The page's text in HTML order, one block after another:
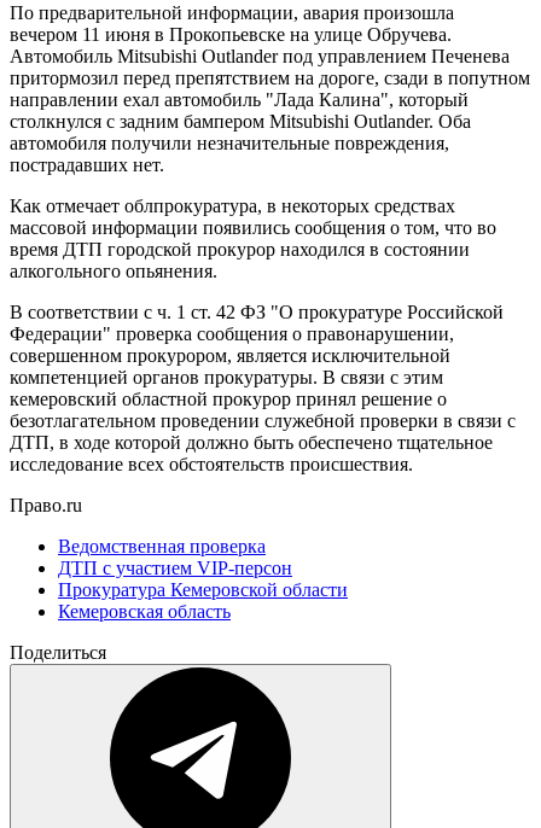
По предварительной информации, авария произошла
вечером 11 июня в Прокопьевске на улице Обручева.
Автомобиль Mitsubishi Outlander под управлением Печенева
притормозил перед препятствием на дороге, сзади в попутном
направлении ехал автомобиль "Лада Калина", который
столкнулся с задним бампером Mitsubishi Outlander. Оба
автомобиля получили незначительные повреждения,
пострадавших нет.
Как отмечает облпрокуратура, в некоторых средствах
массовой информации появились сообщения о том, что во
время ДТП городской прокурор находился в состоянии
алкогольного опьянения.
В соответствии с ч. 1 ст. 42 ФЗ "О прокуратуре Российской
Федерации" проверка сообщения о правонарушении,
совершенном прокурором, является исключительной
компетенцией органов прокуратуры. В связи с этим
кемеровский областной прокурор принял решение о
безотлагательном проведении служебной проверки в связи с
ДТП, в ходе которой должно быть обеспечено тщательное
исследование всех обстоятельств происшествия.
Право.ru
Ведомственная проверка
ДТП с участием VIP-персон
Прокуратура Кемеровской области
Кемеровская область
Поделиться